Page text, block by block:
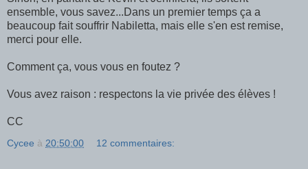
ensemble, vous savez...Dans un premier temps ça a
beaucoup fait souffrir Nabiletta, mais elle s'en est remise,
merci pour elle.
Comment ça, vous vous en foutez ?
Vous avez raison : respectons la vie privée des élèves !
CC
Cycee à 20:50:00 12 commentaires: